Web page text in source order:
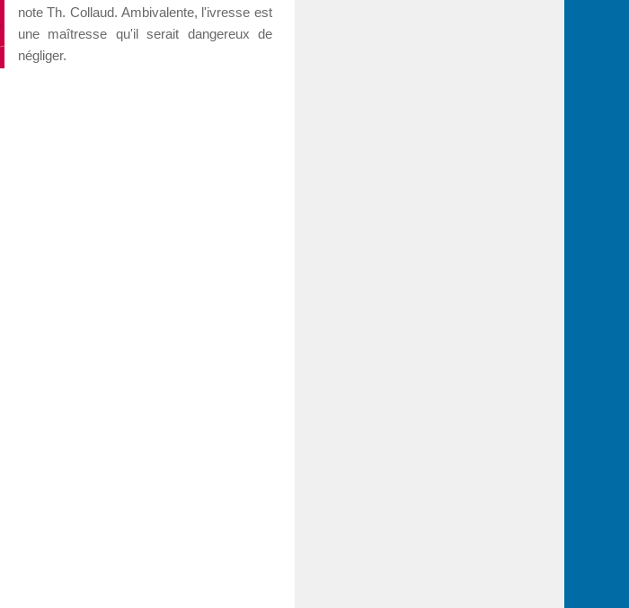
note Th. Collaud. Ambivalente, l'ivresse est
une maîtresse qu'il serait dangereux de
négliger.